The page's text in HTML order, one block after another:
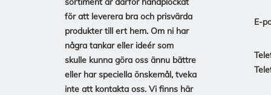
för att leverera bra och prisvärda
produkter till ert hem. Om ni har
några tankar eller ideér som
skulle kunna göra oss ännu bättre
eller har speciella önskemål, tveka
inte att kontakta oss. Vi finns här
E-